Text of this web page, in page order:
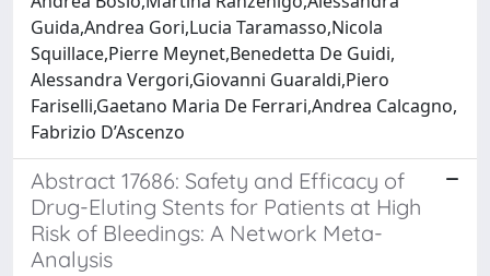
Guida,Andrea Gori,Lucia Taramasso,Nicola
Squillace,Pierre Meynet,Benedetta De Guidi,
Alessandra Vergori,Giovanni Guaraldi,Piero
Fariselli,Gaetano Maria De Ferrari,Andrea Calcagno,
Fabrizio D’Ascenzo
Abstract 17686: Safety and Efficacy of
Drug-Eluting Stents for Patients at High
Risk of Bleedings: A Network Meta-
Analysis